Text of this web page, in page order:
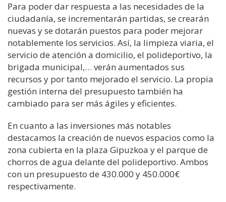
Para poder dar respuesta a las necesidades de la
ciudadanía, se incrementarán partidas, se crearán
nuevas yse dotarán puestos para poder mejorar
notablemente los servicios. Así, la limpieza viaria, el
servicio de atención a domicilio, el polideportivo, la
brigada municipal,… verán aumentados sus
recursos y por tanto mejorado el servicio. La propia
gestión interna del presupuesto también ha
cambiado para ser más ágiles yeficientes.
En cuanto a las inversiones más notables
destacamos la creación de nuevos espacios como la
zona cubierta en la plaza Gipuzkoa y el parque de
chorros de agua delante del polideportivo. Ambos
con un presupuesto de 430.000 y 450.000€
respectivamente.